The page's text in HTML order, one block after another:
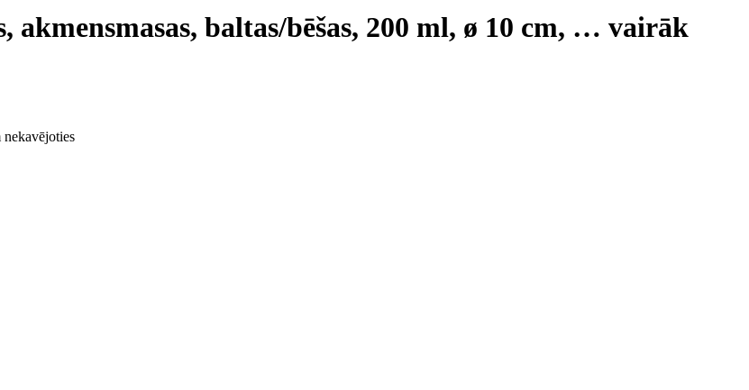
akmensmasas, baltas/bēšas, 200 ml, ø 10 cm, … vairāk
nekavējoties